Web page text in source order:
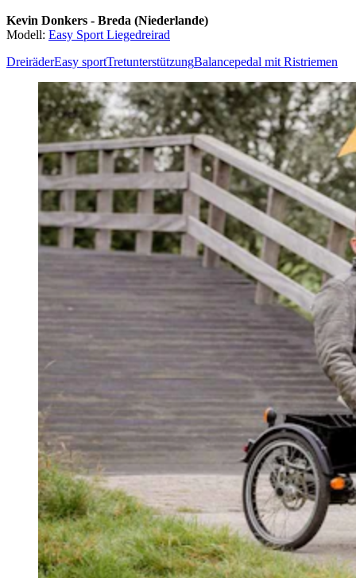
Kevin Donkers - Breda (Niederlande)
Modell: Easy Sport Liegedreirad
DreiräderEasy sportTretunterstützungBalancepedal mit Ristriemen